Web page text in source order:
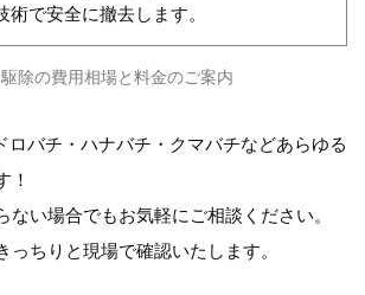
術で安全に撤去します。
駆除の費用相場と料金のご案内
バチ・ハナバチ・クマバチなどあらゆる
！
ない場合でもお気軽にご相談ください。
っちりと現場で確認いたします。